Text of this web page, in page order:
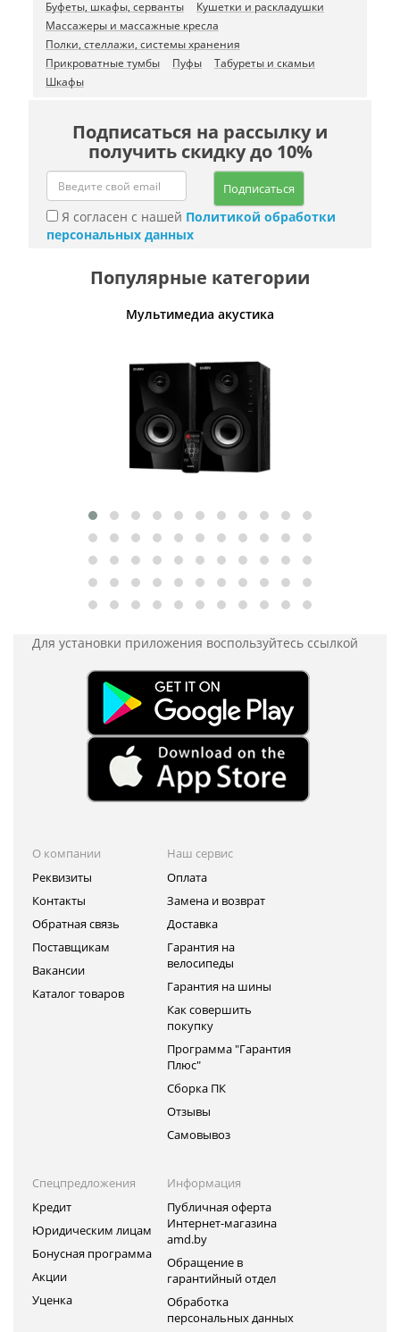
Буфеты, шкафы, серванты
Кушетки и раскладушки
Массажеры и массажные кресла
Полки, стеллажи, системы хранения
Прикроватные тумбы
Пуфы
Табуреты и скамьи
Шкафы
Подписаться на рассылку и
получить скидку до 10%
Подписаться
Я согласен с нашей Политикой обработки
персональных данных
Популярные категории
Мультимедиа акустика
Для установки приложения воспользуйтесь ссылкой
О компании
Реквизиты
Контакты
Обратная связь
Поставщикам
Вакансии
Каталог товаров
Наш сервис
Оплата
Замена и возврат
Доставка
Гарантия на
велосипеды
Гарантия на шины
Как совершить
покупку
Программа "Гарантия
Плюс"
Сборка ПК
Отзывы
Самовывоз
Спецпредложения
Кредит
Юридическим лицам
Бонусная программа
Акции
Уценка
Информация
Публичная оферта
Интернет-магазина
amd.by
Обращение в
гарантийный отдел
Обработка
персональных данных